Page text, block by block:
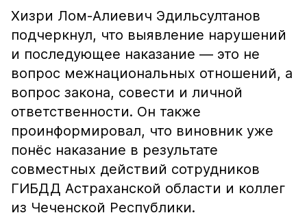
Хизри Лом-Алиевич Эдильсултанов
подчеркнул, что выявление нарушений
и последующее наказание — это не
вопрос межнациональных отношений, а
вопрос закона, совести и личной
ответственности. Он также
проинформировал, что виновник уже
понёс наказание в результате
совместных действий сотрудников
ГИБДД Астраханской области и коллег
из Чеченской Республики.